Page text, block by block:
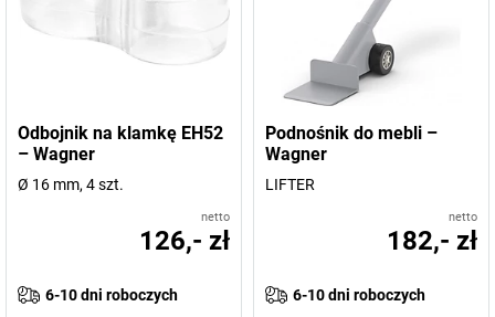
Odbojnik na klamkę EH52
– Wagner
Ø 16 mm, 4 szt.
netto
126,- zł
6-10 dni roboczych
Podnośnik do mebli –
Wagner
LIFTER
netto
182,- zł
6-10 dni roboczych